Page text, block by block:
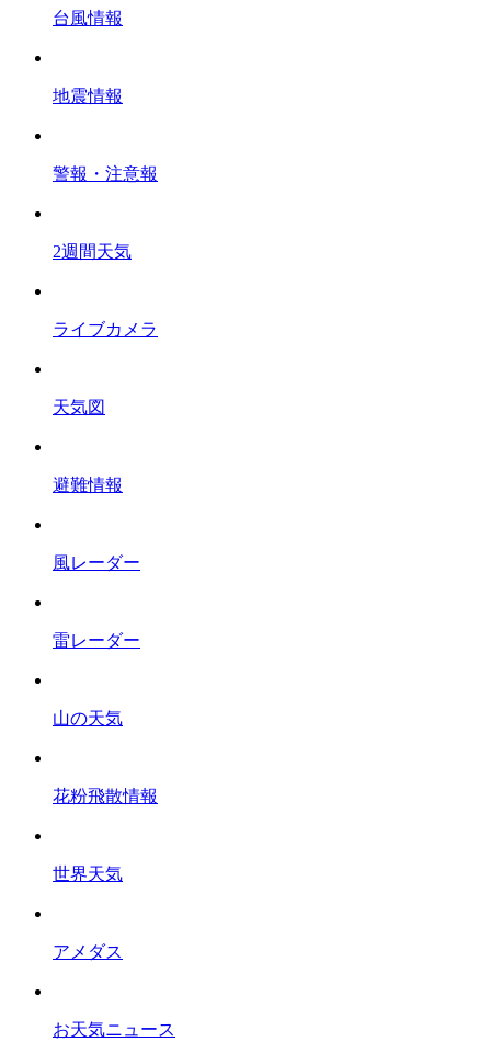
台風情報
地震情報
警報・注意報
2週間天気
ライブカメラ
天気図
避難情報
風レーダー
雷レーダー
山の天気
花粉飛散情報
世界天気
アメダス
お天気ニュース